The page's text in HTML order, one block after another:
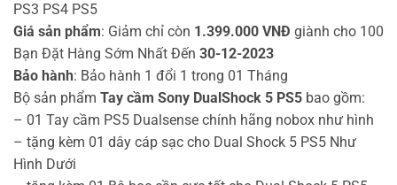
PS3 PS4 PS5
Giá sản phẩm: Giảm chỉ còn 1.399.000 VNĐ giành cho 100
Bạn Đặt Hàng Sớm Nhất Đến 30-12-2023
Bảo hành: Bảo hành 1 đổi 1 trong 01 Tháng
Bộ sản phẩm Tay cầm Sony DualShock 5 PS5 bao gồm:
– 01 Tay cầm PS5 Dualsense chính hãng nobox như hình
– tặng kèm 01 dây cáp sạc cho Dual Shock 5 PS5 Như
Hình Dưới